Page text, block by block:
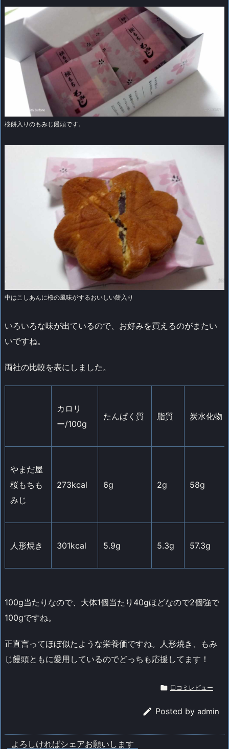
桜餅入りのもみじ饅頭です。
中はこしあんに桜の風味がするおいしい餅入り
いろいろな味が出ているので、お好みを買えるのがまたい
いですね。
両社の比較を表にしました。
カロリ
ー/100g
たんぱく質 脂質 炭水化物
やまだ屋
桜もちも
みじ
273kcal 6g 2g 58g
人形焼き 301kcal 5.9g 5.3g 57.3g
100g当たりなので、大体1個当たり40gほどなので2個強で
100gですね。
正直言ってほぼ似たような栄養価ですね。人形焼き、もみ
じ饅頭ともに愛用しているのでどっちも応援してます！
 口コミレビュー
 Posted by admin
よろしければシェアお願いします